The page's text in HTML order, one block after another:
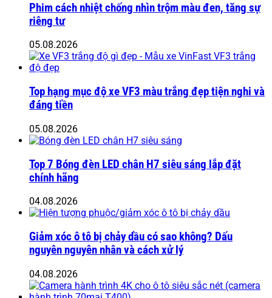
Phim cách nhiệt chống nhìn trộm màu đen, tăng sự
riêng tư
05.08.2026
Top hạng mục độ xe VF3 màu trắng đẹp tiện nghi và
đáng tiền
05.08.2026
Top 7 Bóng đèn LED chân H7 siêu sáng lắp đặt
chính hãng
04.08.2026
Giảm xóc ô tô bị chảy dầu có sao không? Dấu
nguyên nguyên nhân và cách xử lý
04.08.2026